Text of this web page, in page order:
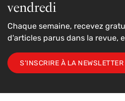
vendredi
Chaque semaine, recevez
d'articles parus dans la revue,
S'INSCRIRE À LA NEWSLETTER